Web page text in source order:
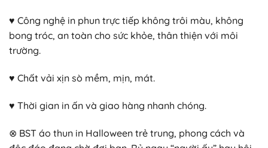
♥ Công nghệ in phun trực tiếp không trôi màu, không
bong tróc, an toàn cho sức khỏe, thân thiện với môi
trường.
♥ Chất vải xịn sò mềm, mịn, mát.
♥ Thời gian in ấn và giao hàng nhanh chóng.
⊗ BST áo thun in Halloween trẻ trung, phong cách và